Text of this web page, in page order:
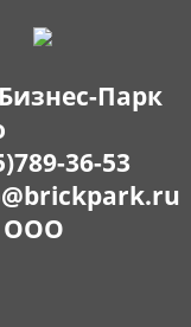
Парк
36-53